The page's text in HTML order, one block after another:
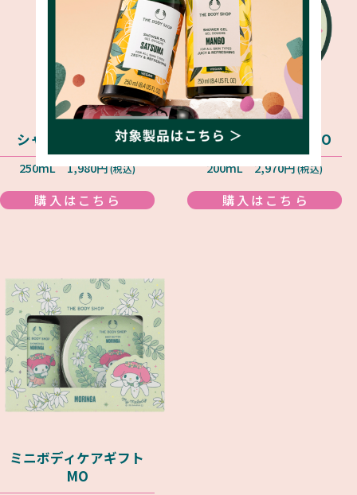
シャワージェル MO
250mL 1,980円(税込)
購入はこちら
ボディヨーグルト MO
200mL 2,970円(税込)
購入はこちら
ミニボディケアギフト
MO